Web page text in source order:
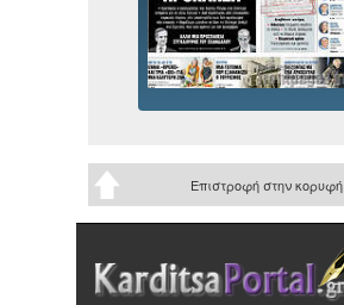
Επιστροφή στην κορυφή